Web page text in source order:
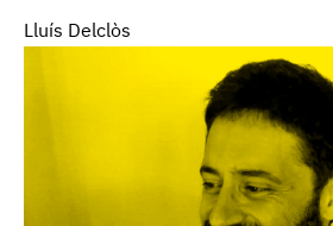
Lluís Delclòs